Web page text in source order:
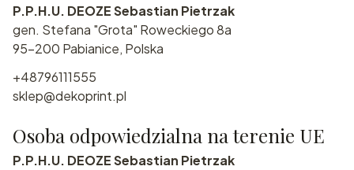
P.P.H.U. DEOZE Sebastian Pietrzak
gen. Stefana "Grota" Roweckiego 8a
95-200 Pabianice, Polska
+48796111555
sklep@dekoprint.pl
Osoba odpowiedzialna na terenie UE
P.P.H.U. DEOZE Sebastian Pietrzak